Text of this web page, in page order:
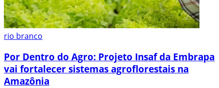
rio branco
Por Dentro do Agro: Projeto Insaf da Embrapa
vai fortalecer sistemas agroflorestais na
Amazônia